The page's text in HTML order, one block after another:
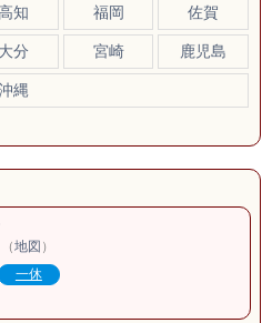
知 福岡 佐賀
大分 宮崎 鹿児島
縄
地図 ）
一休